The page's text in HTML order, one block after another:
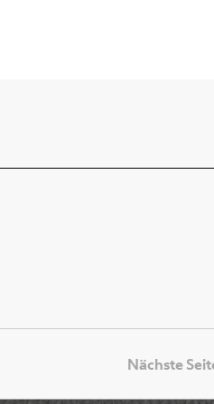
Nächste